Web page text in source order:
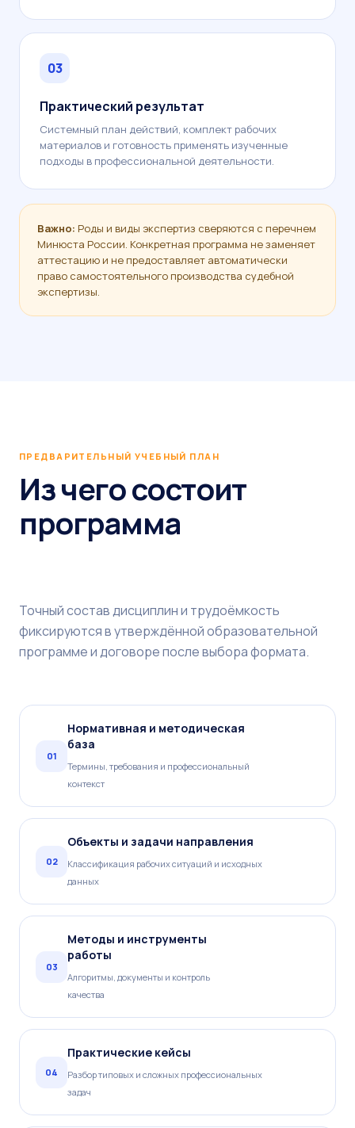
03
Практический результат
Системный план действий, комплект рабочих
материалов и готовность применять изученные
подходы в профессиональной деятельности.
Важно: Роды и виды экспертиз сверяются с перечнем
Минюста России. Конкретная программа не заменяет
аттестацию и не предоставляет автоматически
право самостоятельного производства судебной
экспертизы.
ПРЕДВАРИТЕЛЬНЫЙ УЧЕБНЫЙ ПЛАН
Из чего состоит
программа
Точный состав дисциплин и трудоёмкость
фиксируются в утверждённой образовательной
программе и договоре после выбора формата.
01
Нормативная и методическая
база
Термины, требования и профессиональный
контекст
02
Объекты и задачи направления
Классификация рабочих ситуаций и исходных
данных
03
Методы и инструменты
работы
Алгоритмы, документы и контроль
качества
04
Практические кейсы
Разбор типовых и сложных профессиональных
задач